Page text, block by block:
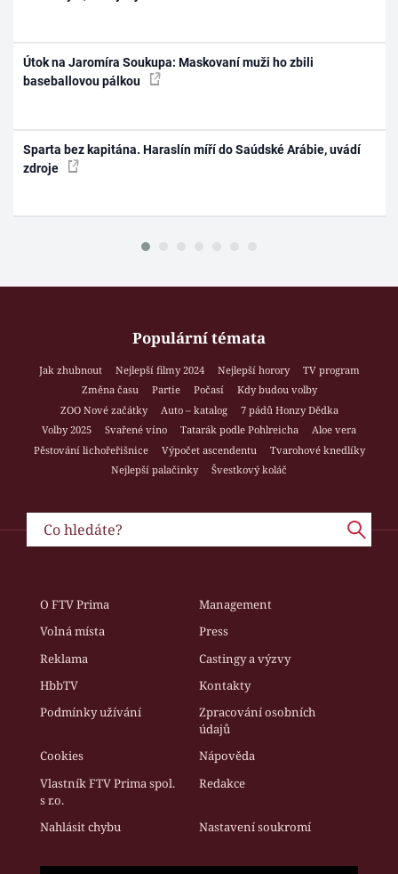
Útok na Jaromíra Soukupa: Maskovaní muži ho zbili
baseballovou pálkou
Sparta bez kapitána. Haraslín míří do Saúdské Arábie, uvádí
zdroje
Populární témata
Jak zhubnout Nejlepší filmy 2024 Nejlepší horory
TV program
Změna času
Partie Počasí
Kdy budou volby
ZOO Nové začátky
Auto – katalog
7 pádů Honzy Dědka
Volby 2025
Svařené víno Tatarák podle Pohlreicha
Aloe vera
Pěstování lichořeřišnice
Výpočet ascendentu
Tvarohové knedlíky
Nejlepší palačinky
Švestkový koláč
O FTV Prima
Management
Volná místa
Press
Reklama
Castingy a výzvy
HbbTV
Kontakty
Podmínky užívání
Zpracování osobních
údajů
Cookies
Nápověda
Vlastník FTV Prima spol.
s r.o.
Redakce
Nahlásit chybu Nastavení soukromí